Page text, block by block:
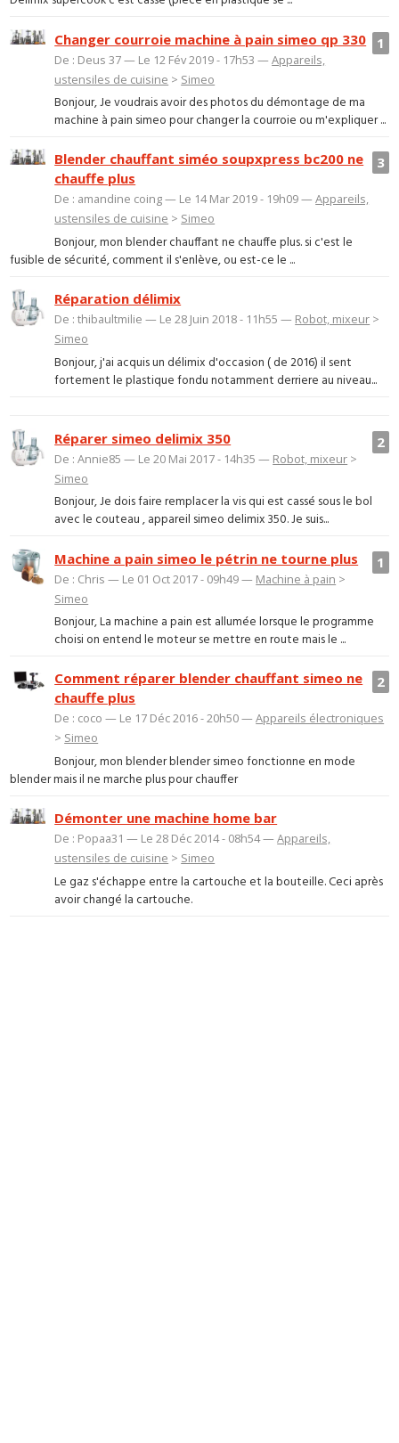
1
Changer courroie machine à pain simeo qp 330
De : Deus 37 — Le 12 Fév 2019 - 17h53 —Appareils,
ustensiles de cuisine > Simeo
Bonjour, Je voudrais avoir des photos du démontage de ma
machine à pain simeo pour changer la courroie ou m'expliquer ...
3
Blender chauffant siméo soupxpress bc200 ne
chauffe plus
De : amandine coing — Le 14 Mar 2019 - 19h09 —Appareils,
ustensiles de cuisine > Simeo
Bonjour, mon blender chauffant ne chauffe plus. si c'est le
fusible de sécurité, comment il s'enlève, ou est-ce le ...
Réparation délimix
De : thibaultmilie — Le 28 Juin 2018 - 11h55 — Robot, mixeur >
Simeo
Bonjour, j'ai acquis un délimix d'occasion ( de 2016) il sent
fortement le plastique fondu notamment derriere au niveau...
2
Réparer simeo delimix 350
De : Annie85 — Le 20 Mai 2017 - 14h35 — Robot, mixeur >
Simeo
Bonjour, Je dois faire remplacer la vis qui est cassé sous le bol
avec le couteau , appareil simeo delimix 350. Je suis...
1
Machine a pain simeo le pétrin ne tourne plus
De : Chris — Le 01 Oct 2017 - 09h49 — Machine à pain >
Simeo
Bonjour, La machine a pain est allumée lorsque le programme
choisi on entend le moteur se mettre en route mais le ...
2
Comment réparer blender chauffant simeo ne
chauffe plus
De : coco — Le 17 Déc 2016 - 20h50 —Appareils électroniques
> Simeo
Bonjour, mon blender blender simeo fonctionne en mode
blender mais il ne marche plus pour chauffer
Démonter une machine home bar
De : Popaa31 — Le 28 Déc 2014 - 08h54 —Appareils,
ustensiles de cuisine > Simeo
Le gaz s'échappe entre la cartouche et la bouteille. Ceci après
avoir changé la cartouche.